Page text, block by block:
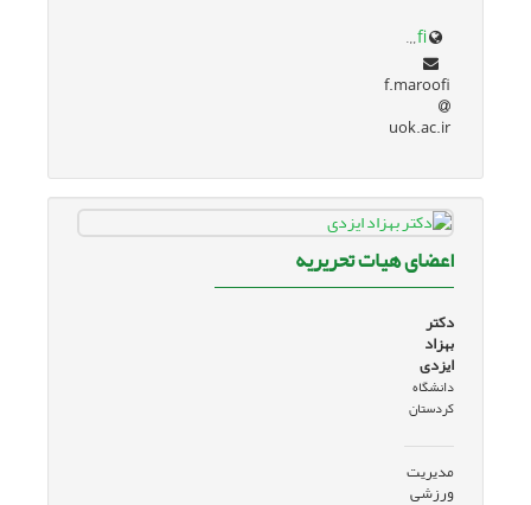
uok.ac.ir/~f.maroofi
f.maroofi
uok.ac.ir
اعضای هیات تحریریه
دکتر
بهزاد
ایزدی
دانشگاه
کردستان
مدیریت
ورزشی